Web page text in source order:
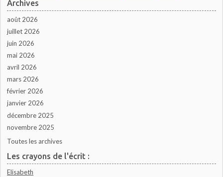
Archives
août 2026
juillet 2026
juin 2026
mai 2026
avril 2026
mars 2026
février 2026
janvier 2026
décembre 2025
novembre 2025
Toutes les archives
Les crayons de l'écrit :
Elisabeth